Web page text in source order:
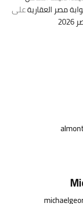
على